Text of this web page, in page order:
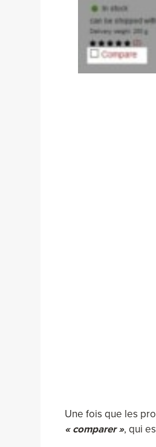
Une fois que les
« comparer », qui